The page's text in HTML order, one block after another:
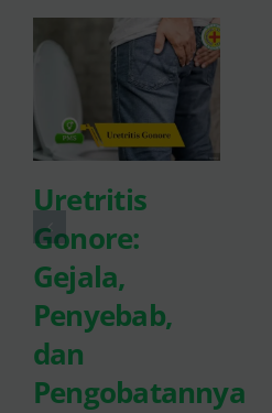
Uretritis
Gonore:
Gejala,
Penyebab,
dan
Pengobatannya